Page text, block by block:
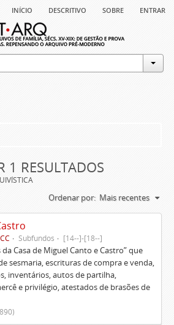
início descritivo sobre entrar
1 RESULTADOS
Ordenar por: Mais recentes
Subfundos [14--]-[18--]
Casa de Miguel Canto e Castro” que
sesmaria, escrituras de compra e venda,
inventários, autos de partilha,
e privilégio, atestados de brasões de